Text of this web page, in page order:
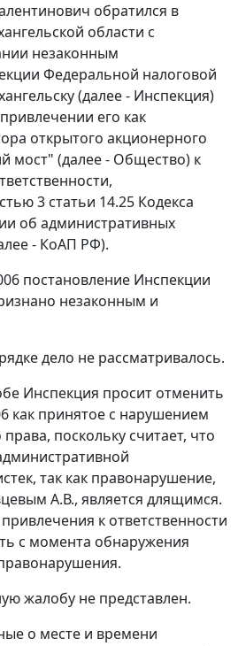
обратился в
области с
незаконным
Федеральной налоговой
(далее - Инспекция)
его как
открытого акционерного
мост" (далее - Общество) к
3 статьи 14.25 Кодекса
об административных
- КоАП РФ).
постановление Инспекции
незаконным и
дело не рассматривалось.
Инспекция просит отменить
как принятое с нарушением
поскольку считает, что
так как правонарушение,
А.В., является длящимся.
к ответственности
с момента обнаружения
жалобу не представлен.
о месте и времени